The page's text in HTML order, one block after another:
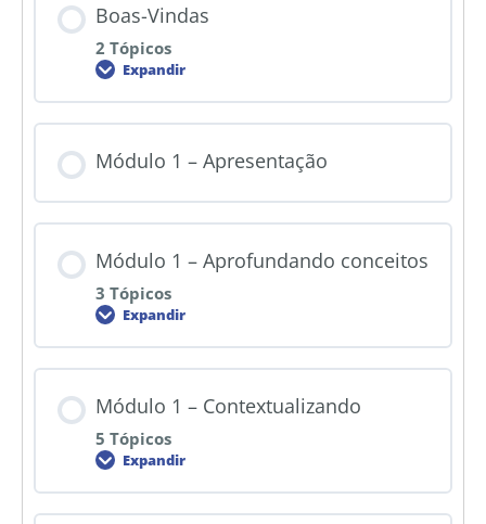
Boas-Vindas
2 Tópicos
Expandir
Módulo 1 – Apresentação
Módulo 1 – Aprofundando conceitos
3 Tópicos
Expandir
Módulo 1 – Contextualizando
5 Tópicos
Expandir